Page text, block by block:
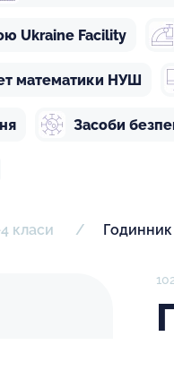
Ukraine Facility
математики НУШ
Засоби
класи